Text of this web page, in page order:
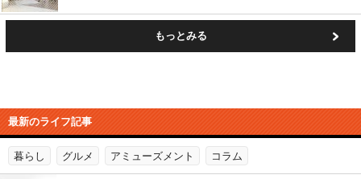
もっとみる
最新のライフ記事
暮らし グルメ アミューズメント コラム